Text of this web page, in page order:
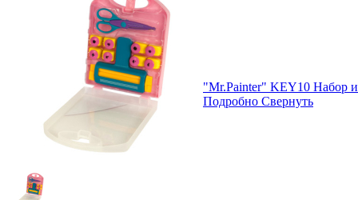
"Mr.Painter" KEY10 Набор
Подробно Свернуть